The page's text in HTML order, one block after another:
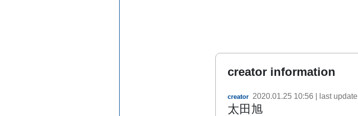
creator information
creator 2020.01.25 10:56 | last update
太田旭